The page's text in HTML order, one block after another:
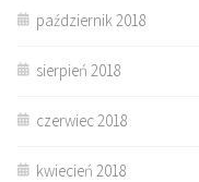
październik 2018
sierpień 2018
czerwiec 2018
kwiecień 2018